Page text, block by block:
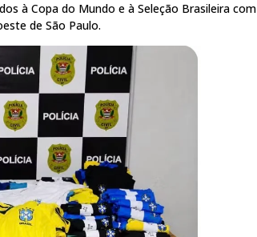
à Copa do Mundo e à Seleção Brasileira com
de São Paulo.